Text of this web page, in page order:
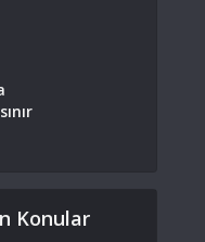
Konular